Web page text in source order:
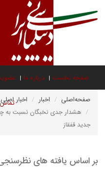
صفحه نخست درباره ما
تماس صفحه‌اصلی اخبار
اخبار اصلی
هشدار جدی نخبگان نسبت به
جدید قفقاز
بر اساس یافته های